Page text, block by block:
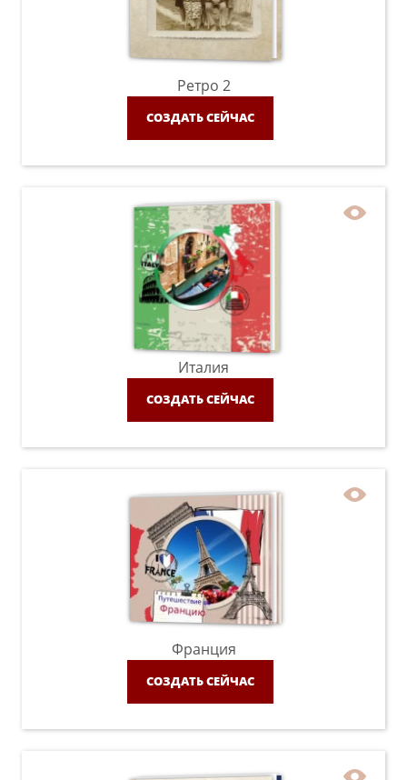
Ретро 2
СОЗДАТЬ СЕЙЧАС
Италия
СОЗДАТЬ СЕЙЧАС
Франция
СОЗДАТЬ СЕЙЧАС